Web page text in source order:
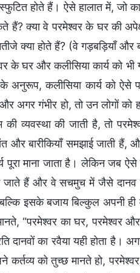
होते हैं। ऐसे हालात में, जो
हैं? क्या वे परमेश्वर के घर की
क्या होते हैं? (वे गड़बड़ियाँ और
के घर और कलीसिया कार्य को
अनुरूप, कलीसिया कार्य को ऐसे
अगर गंभीर हो, तो उन लोगों
व्यवस्था की जाती है, तो
और बारीकियाँ समझाई जाती
माना जाता है। लेकिन जब ऐसे
हैं और वे सचमुच में जैसे दानव
बल्कि इसके बजाय बिल्कुल अपनी
“परमेश्वर का घर, परमेश्वर
का रवैया यही होता है।
को तुच्छ मानते हो, परमेश्वर के